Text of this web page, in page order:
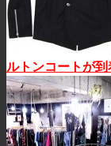
ルトンコートが到